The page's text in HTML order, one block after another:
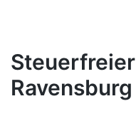
Ravensburg